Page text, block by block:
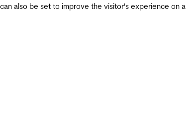
also be set to improve the visitor's experience on a